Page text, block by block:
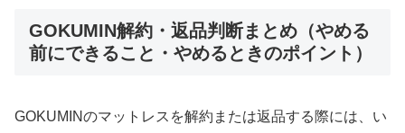
GOKUMIN解約・返品判断まとめ（やめる
前にできること・やめるときのポイント）
GOKUMINのマットレスを解約または返品する際には、い